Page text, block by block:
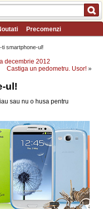
Precomenzi
Blog
ti smartphone-ul!
decembrie 2012
Castiga un pedometru. Usor!»
ul!
sau nu o husa pentru